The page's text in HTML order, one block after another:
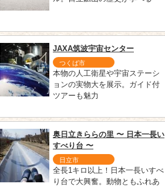
JAXA筑波宇宙センター
つくば市
本物の人工衛星や宇宙ステーシ
ョンの実物大を展示。ガイド付
ツアーも魅力
奥日立きららの里 〜 日本一長い
すべり台 〜
日立市
全長1キロ以上！日本一長いすべ
り台で大興奮。動物ともふれあ